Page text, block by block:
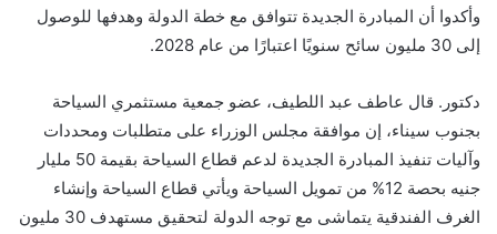
وأكدوا أن المبادرة الجديدة تتوافق مع خطة الدولة وهدفها للوصول
إلى 30 مليون سائح سنويًا اعتبارًا من عام 2028.
دكتور. قال عاطف عبد اللطيف، عضو جمعية مستثمري السياحة
بجنوب سيناء، إن موافقة مجلس الوزراء على متطلبات ومحددات
وآليات تنفيذ المبادرة الجديدة لدعم قطاع السياحة بقيمة 50 مليار
جنيه بحصة 12% من تمويل السياحة ويأتي قطاع السياحة وإنشاء
الغرف الفندقية يتماشى مع توجه الدولة لتحقيق مستهدف 30 مليون